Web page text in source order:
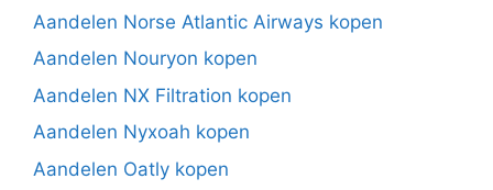
Aandelen Norse Atlantic Airways kopen
Aandelen Nouryon kopen
Aandelen NX Filtration kopen
Aandelen Nyxoah kopen
Aandelen Oatly kopen